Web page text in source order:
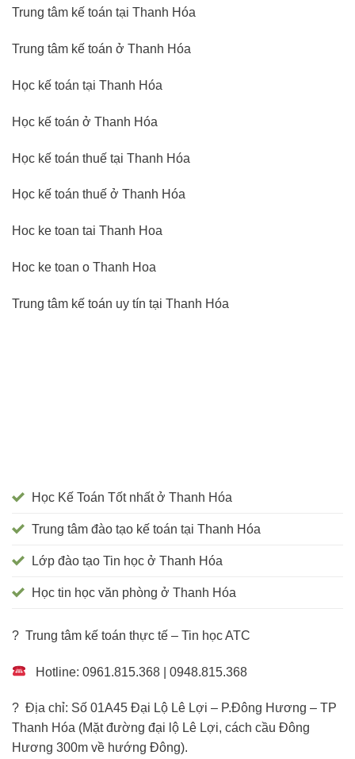
Trung tâm kế toán tại Thanh Hóa
Trung tâm kế toán ở Thanh Hóa
Học kế toán tại Thanh Hóa
Học kế toán ở Thanh Hóa
Học kế toán thuế tại Thanh Hóa
Học kế toán thuế ở Thanh Hóa
Hoc ke toan tai Thanh Hoa
Hoc ke toan o Thanh Hoa
Trung tâm kế toán uy tín tại Thanh Hóa
Học Kế Toán Tốt nhất ở Thanh Hóa
Trung tâm đào tạo kế toán tại Thanh Hóa
Lớp đào tạo Tin học ở Thanh Hóa
Học tin học văn phòng ở Thanh Hóa
? Trung tâm kế toán thực tế – Tin học ATC
Hotline: 0961.815.368 | 0948.815.368
? Địa chỉ: Số 01A45 Đại Lộ Lê Lợi – P.Đông Hương – TP
Thanh Hóa (Mặt đường đại lộ Lê Lợi, cách cầu Đông
Hương 300m về hướng Đông).